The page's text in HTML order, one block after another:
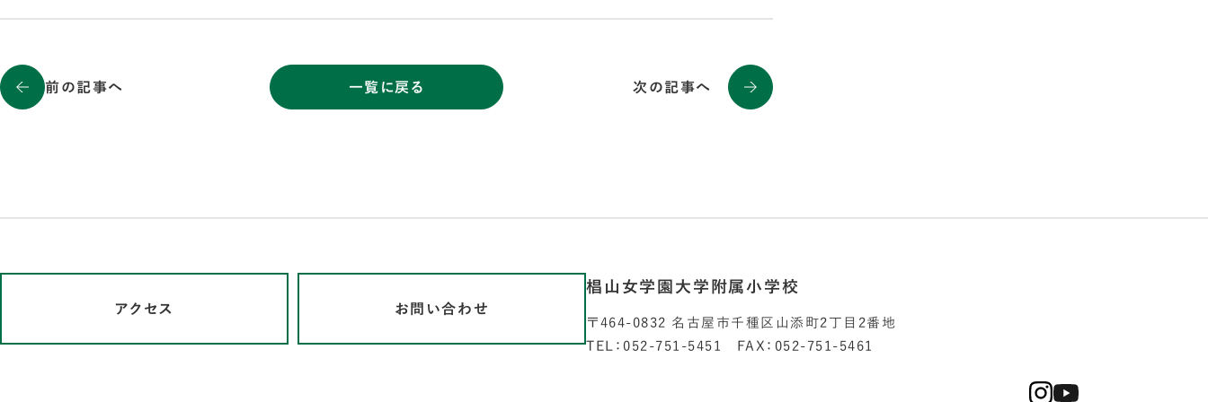
前の記事へ 一覧に戻る 次の記事へ
アクセス お問い合わせ
椙山女学園大学附属小学校
〒464-0832 名古屋市千種区山添町2丁目2番地
TEL：052-751-5451 FAX：052-751-5461